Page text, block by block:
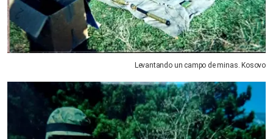
Levantando un campo de minas. Kosovo